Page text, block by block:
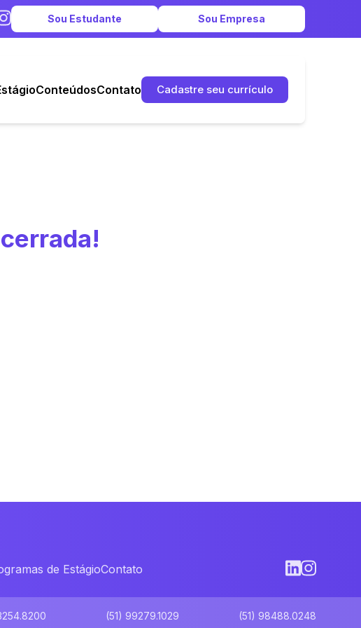
Sou Estudante Sou Empresa
ConteúdosContato Cadastre seu currículo
de EstágioContato
(51) 99279.1029 (51) 98488.0248